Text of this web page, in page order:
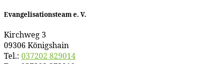
Evan­ge­li­sa­ti­ons­team e. V.
Kirch­weg 3
09306 Königshain
Tel.: 037202 829014